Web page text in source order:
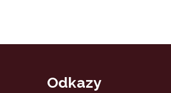
Odkazy